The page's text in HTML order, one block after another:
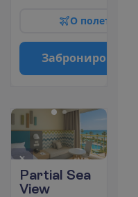
О полет
Заброниро
Partial Sea
View